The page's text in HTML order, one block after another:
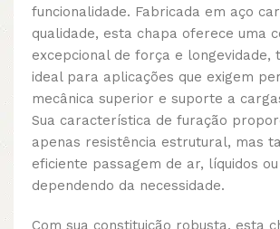
funcionalidade. Fabricada em aço
qualidade, esta chapa oferece uma
excepcional de força e longevidade,
ideal para aplicações que exigem
mecânica superior e suporte a
Sua característica de furação
apenas resistência estrutural, mas
eficiente passagem de ar, líquidos
dependendo da necessidade.
Com sua constituição robusta, esta